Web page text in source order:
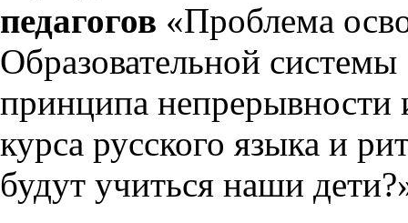
педагогов «Проблема
Образовательной
принципа непрерывности
курса русского языка и
будут учиться наши